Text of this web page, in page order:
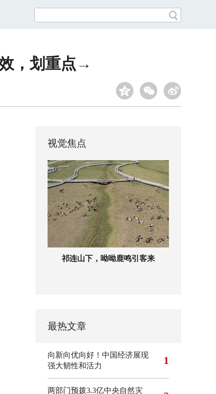
，划重点→
视觉焦点
祁连山下，呦呦鹿鸣引客来
最热文章
向新向优向好！中国经济展现
强大韧性和活力
1
两部门预拨3.3亿中央自然灾